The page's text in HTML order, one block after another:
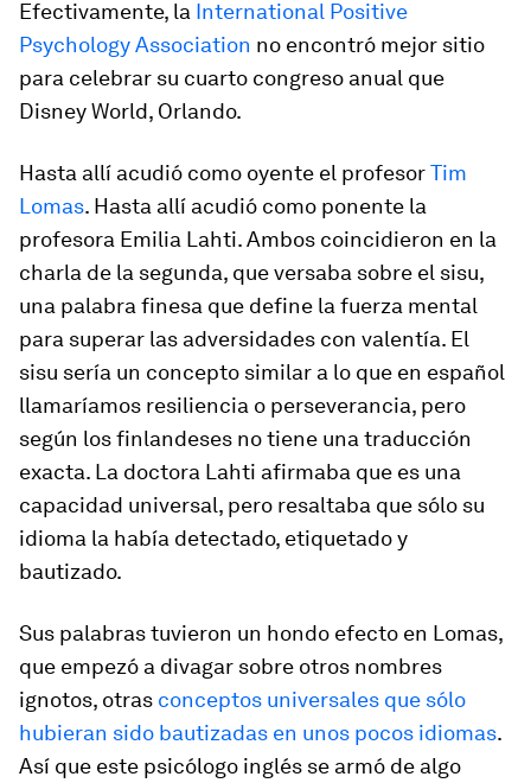
Efectivamente, la International Positive
Psychology Association no encontró mejor sitio
para celebrar su cuarto congreso anual que
Disney World, Orlando.
Hasta allí acudió como oyente el profesorTim
Lomas. Hasta allí acudió como ponente la
profesora Emilia Lahti. Ambos coincidieron en la
charla de la segunda, que versaba sobre el sisu,
una palabra finesa que define la fuerza mental
para superar las adversidades con valentía. El
sisu sería un concepto similar a lo que en español
llamaríamos resiliencia o perseverancia, pero
según los finlandeses no tiene una traducción
exacta. La doctora Lahti afirmaba que es una
capacidad universal, pero resaltaba que sólo su
idioma la había detectado, etiquetado y
bautizado.
Sus palabras tuvieron un hondo efecto en Lomas,
que empezó a divagar sobre otros nombres
ignotos, otras conceptos universales que sólo
hubieran sido bautizadas en unos pocos idiomas.
Así que este psicólogo inglés se armó de algo